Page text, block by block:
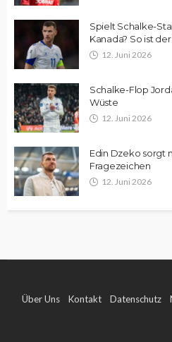
Spielt Schalke-
Kanada? So ist
12. Juni 2026
Schalke-Flop
Wüste
12. Juni 2026
Edin Dzeko sorgt
Fragezeichen
12. Juni 2026
Über Uns Kontakt Datenschutz